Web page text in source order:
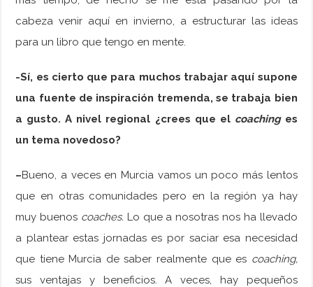
cabeza venir aquí en invierno, a estructurar las ideas
para un libro que tengo en mente.
-Sí, es cierto que para muchos trabajar aquí supone
una fuente de inspiración tremenda, se trabaja bien
a gusto. A nivel regional ¿crees que el coachinges
un tema novedoso?
–Bueno, a veces en Murcia vamos un poco más lentos
que en otras comunidades pero en la región ya hay
muy buenos coaches. Lo que a nosotras nos ha llevado
a plantear estas jornadas es por saciar esa necesidad
que tiene Murcia de saber realmente que es coaching,
sus ventajas y beneficios. A veces, hay pequeños